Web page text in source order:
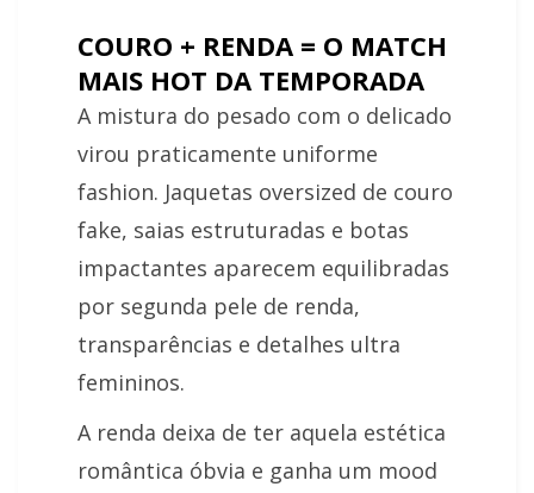
COURO + RENDA = O MATCH
MAIS HOT DA TEMPORADA
A mistura do pesado com o delicado
virou praticamente uniforme
fashion. Jaquetas oversized de couro
fake, saias estruturadas e botas
impactantes aparecem equilibradas
por segunda pele de renda,
transparências e detalhes ultra
femininos.
A renda deixa de ter aquela estética
romântica óbvia e ganha um mood